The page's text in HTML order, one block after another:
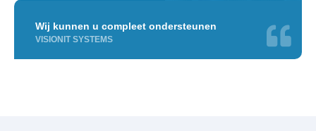
Wij kunnen u compleet ondersteunen
VISIONIT SYSTEMS